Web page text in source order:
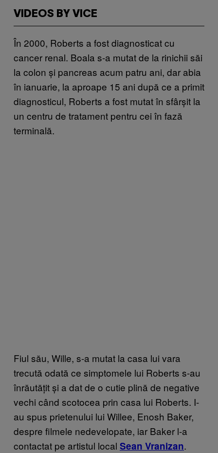
VIDEOS BY VICE
În 2000, Roberts a fost diagnosticat cu
cancer renal. Boala s-a mutat de la rinichii săi
la colon și pancreas acum patru ani, dar abia
în ianuarie, la aproape 15 ani după ce a primit
diagnosticul, Roberts a fost mutat în sfârșit la
un centru de tratament pentru cei în fază
terminală.
Fiul său, Wille, s-a mutat la casa lui vara
trecută odată ce simptomele lui Roberts s-au
înrăutățit și a dat de o cutie plină de negative
vechi când scotocea prin casa lui Roberts. I-
au spus prietenului lui Willee, Enosh Baker,
despre filmele nedevelopate, iar Baker l-a
contactat pe artistul local Sean Vranizan.